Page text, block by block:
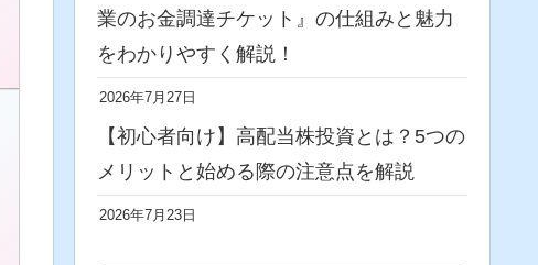
業のお金調達チケット』の仕組みと魅力
をわかりやすく解説！
2026年7月27日
【初心者向け】高配当株投資とは？5つの
メリットと始める際の注意点を解説
2026年7月23日